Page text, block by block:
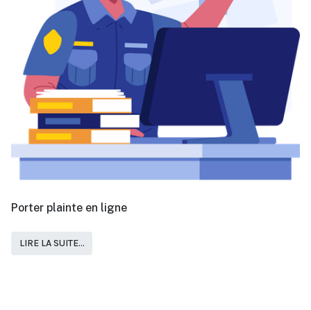
Porter plainte en ligne
LIRE LA SUITE...